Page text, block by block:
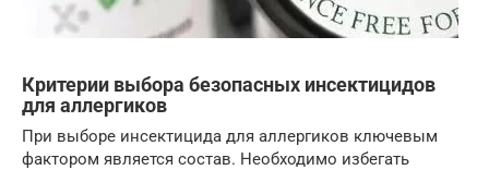
Критерии выбора безопасных инсектицидов
для аллергиков
При выборе инсектицида для аллергиков ключевым
фактором является состав. Необходимо избегать